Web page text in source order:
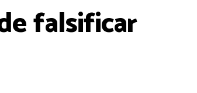
falsificar